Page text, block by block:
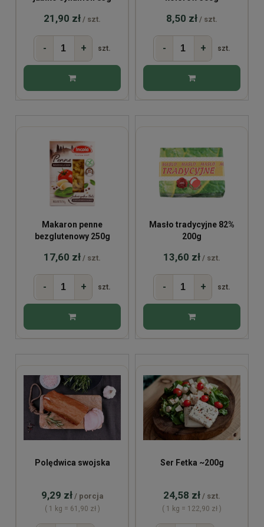
21,90 zł / szt.
- + szt.
8,50 zł / szt.
- + szt.
Makaron penne
bezglutenowy 250g
17,60 zł / szt.
- + szt.
Masło tradycyjne 82%
200g
13,60 zł / szt.
- + szt.
Polędwica swojska
9,29 zł / porcja
( 1 kg = 61,90 zł )
Ser Fetka ~200g
24,58 zł / szt.
( 1 kg = 122,90 zł )